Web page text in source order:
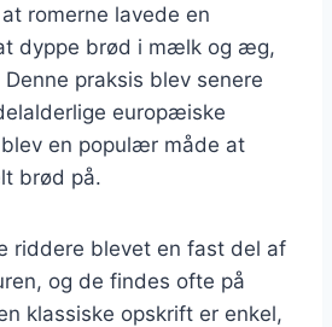
romerne lavede en
dyppe brød i mælk og æg,
praksis blev senere
europæiske
en populær måde at
brød på.
riddere blevet en fast del af
og de findes ofte på
klassiske opskrift er enkel,